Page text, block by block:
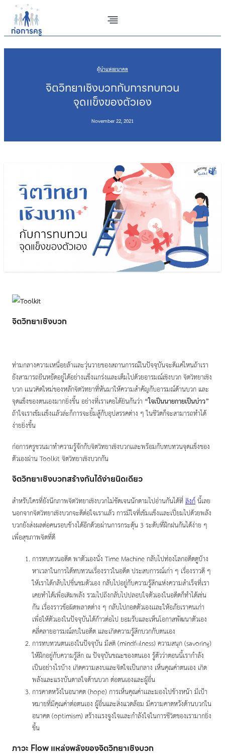
Skip
content
ผู้นำแห่งอนาคต
จิตวิทยาเชิงบวกกับการทบทวน
จุดเเข็งของตัวเอง
November 22, 2021
จิตวิทยาเชิงบวก
ท่ามกลางความเหนื่อยล้าเเละวุ่นวายของสถานการณ์ในปัจจุบันจะดีเเค่ไหนถ้าเรา
ยังสามารถยืนหยัดอยู่ได้อย่างเเข็งเเกร่งเเละเต็มไปด้วยอารมณ์เชิงบวก จิตวิทยาเชิง
บวก เเนวคิดใหม่ของหลักจิตวิทยาที่หันมาให้ความสำคัญกับอารมณ์ด้านบวก และ
จุดแข็งของตนเองมากยิ่งขึ้น อย่างที่เราเคยได้ยินกันว่า “ใจเป็นนายกายเป็นบ่าว”
ถ้าใจเราเข้มเเข็งเเล้วล่ะก็การจะยิ้มสู้กับอุปสรรคต่าง ๆ ในชีวิตก็จะสามารถทำได้
ง่ายยิ่งขึ้น
ก่อการครูชวนมาทำความรู้จักกับจิตวิทยาเชิงบวกเเละพร้อมกับทบทวนจุดเเข็งของ
ตัวเองผ่าน Toolkit จิตวิทยาเชิงบวกกัน
จิตวิทยาเชิงบวกสร้างกันได้ง่ายนิดเดียว
สำหรับใครที่ยังนึกภาพจิตวิทยาเชิงบวกไม่ชัดเจนนักตามไปอ่านกันได้ที่ลิงก์นี้เลย
นอกจากจิตวิทยาเชิงบวกจะดีต่อใจเราเเล้ว การมีใจที่เข้มเเข็งเเละเปี่ยมไปด้วยพลัง
บวกยังส่งผลต่อคนรอบข้างได้อีกด้วยผ่านการกระตุ้น 3 ระดับที่ฝึกฝนกันได้ง่าย ๆ
เพื่อสุขภาพจิตที่ดี
การทบทวนอดีต พาตัวเองนั่ง Time Machine กลับไปท่องโลกอดีตดูบ้าง
หาเวลาในการได้ทบทวนเรื่องราวในอดีต ประสบการณ์เก่า ๆ เรื่องราวดี ๆ
ให้เราได้กลับไปชื่นชมตัวเอง กลับไปอยู่กับความรู้สึกแห่งความสำเร็จที่เรา
เคยทำได้เพื่อเติมพลัง รวมไปถึงกลับไปปลอบใจตัวเองในอดีตก็ทำได้เช่น
กัน เรื่องราวข้อผิดพลาดต่าง ๆ กลับไปกอดตัวเองเเละให้อภัยเราคนเก่า
เพื่อให้ตัวเองในปัจจุบันได้ก้าวต่อไป ยอมรับและเห็นโอกาสพัฒนาตัวเอง
คลี่คลายอารมณ์ลบในอดีต และเกิดความรู้สึกบวกกับตนเอง
การทบทวนตนเองในปัจจุบัน มีสติ (mindfulness) ความสนุก (savoring)
ให้ฝึกอยู่กับความรู้สึก ณ ปัจจุบันขณะของตนเอง รู้ตัวว่าตอนนี้เรากำลัง
เป็นอย่างไรบ้าง เกิดความสงบและจิตใจเป็นกลาง เห็นคุณค่าตนเอง เกิด
พลังและแรงบันดาลใจด้านบวก ต่อตนเองและผู้อื่น
การคาดหวังในอนาคต (hope) การเห็นคุณค่าเเละมองไปข้างหน้า มีเป้า
หมายที่มีคุณค่าต่อตนเอง ผู้อื่นและสิ่งแวดล้อม มีความคาดหวังด้านบวกใน
อนาคต (optimism) สร้างเเรงจูงใจเเละกำลังใจในการชีวิตของเรามากยิ่ง
ขึ้น
ภาวะ Flow แหล่งพลังของจิตวิทยาเชิงบวก